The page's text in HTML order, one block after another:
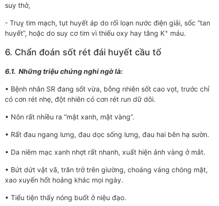
suy thở,
- Truỵ tim mạch, tụt huyết áp do rối loạn nước điện giải, sốc “tan
huyết”, hoặc do suy cơ tim vì thiếu oxy hay tăng K+ máu.
6. Chẩn đoán sốt rét đái huyết cầu tố
6.1. Những triệu chứng nghi ngờ là:
• Bệnh nhân SR đang sốt vừa, bỗng nhiên sốt cao vọt, trước chỉ
có cơn rét nhẹ, đột nhiên có cơn rét run dữ dôi.
• Nôn rất nhiều ra “mật xanh, mật vàng”.
• Rất đau ngang lưng, đau dọc sống lưng, đau hai bên hạ sườn.
• Da niêm mạc xanh nhợt rất nhanh, xuất hiện ánh vàng ở mắt.
• Bứt dứt vật vã, trăn trở trên giường, choáng váng chóng mặt,
xao xuyến hốt hoảng khác mọi ngày.
• Tiểu tiện thấy nóng buốt ở niệu đạo.